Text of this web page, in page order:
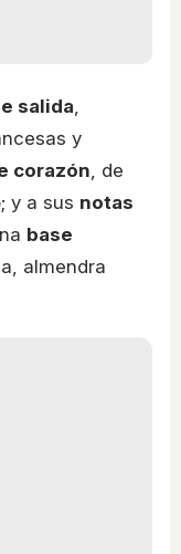
salida,
y
corazón, de
y a sus notas
base
almendra